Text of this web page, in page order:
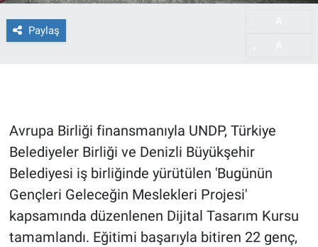
Paylaş
Avrupa Birliği finansmanıyla UNDP, Türkiye
Belediyeler Birliği ve Denizli Büyükşehir
Belediyesi iş birliğinde yürütülen 'Bugünün
Gençleri Geleceğin Meslekleri Projesi'
kapsamında düzenlenen Dijital Tasarım Kursu
tamamlandı. Eğitimi başarıyla bitiren 22 genç,